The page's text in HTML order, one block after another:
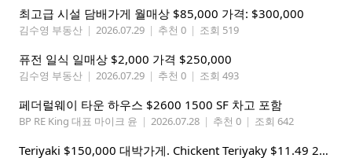
최고급 시설 담배가게 월매상 $85,000 가격: $300,000
김수영 부동산 | 2026.07.29 | 추천 0 | 조회 519
퓨전 일식 일매상 $2,000 가격 $250,000
김수영 부동산 | 2026.07.29 | 추천 0 | 조회 493
페더럴웨이 타운 하우스 $2600 1500 SF 차고 포함
BP RE King 대표 마이크 윤 | 2026.07.28 | 추천 0 | 조회 642
Teriyaki $150,000 대박가게. Chickent Teriyaky $11.49 25 Min from Lynnwood